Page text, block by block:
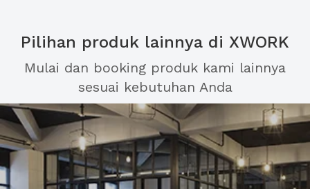
Pilihan produk lainnya di XWORK
Mulai dan booking produk kami lainnya
sesuai kebutuhan Anda